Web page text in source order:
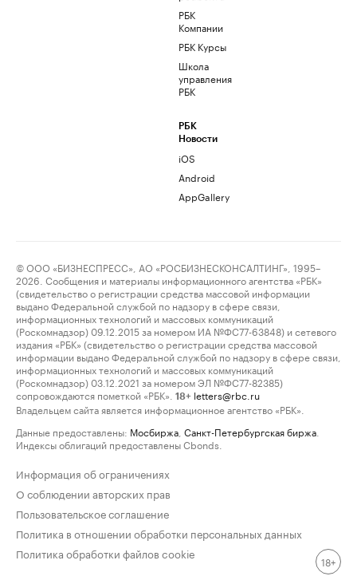
РБК
Компании
РБК Курсы
Школа
управления
РБК
РБК
Новости
iOS
Android
AppGallery
© ООО «БИЗНЕСПРЕСС», АО «РОСБИЗНЕСКОНСАЛТИНГ», 1995–
2026. Сообщения и материалы информационного агентства «РБК»
(свидетельство о регистрации средства массовой информации
выдано Федеральной службой по надзору в сфере связи,
информационных технологий и массовых коммуникаций
(Роскомнадзор) 09.12.2015 за номером ИА №ФС77-63848) и сетевого
издания «РБК» (свидетельство о регистрации средства массовой
информации выдано Федеральной службой по надзору в сфере связи,
информационных технологий и массовых коммуникаций
(Роскомнадзор) 03.12.2021 за номером ЭЛ №ФС77-82385)
сопровождаются пометкой «РБК».
18+ letters@rbc.ru
Владельцем сайта является информационное агентство «РБК».
Данные предоставлены: Мосбиржа Санкт-Петербургская биржа
Индексы облигаций предоставлены Cbonds.
Информация об ограничениях
О соблюдении авторских прав
Пользовательское соглашение
Политика в отношении обработки персональных данных
Политика обработки файлов cookie
18+